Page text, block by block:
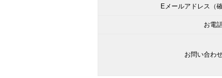
Eメールアドレス（
お電
お問い合わ